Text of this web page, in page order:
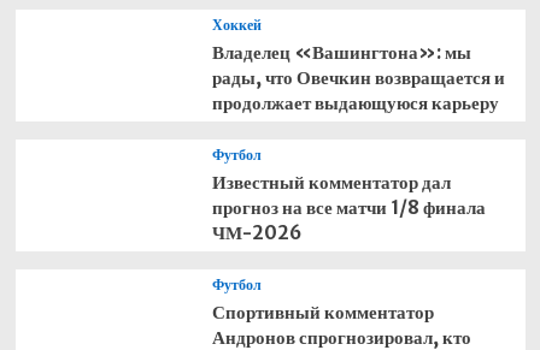
Хоккей
Владелец «Вашингтона»: мы
рады, что Овечкин возвращается и
продолжает выдающуюся карьеру
Футбол
Известный комментатор дал
прогноз на все матчи 1/8 финала
ЧМ-2026
Футбол
Спортивный комментатор
Андронов спрогнозировал, кто